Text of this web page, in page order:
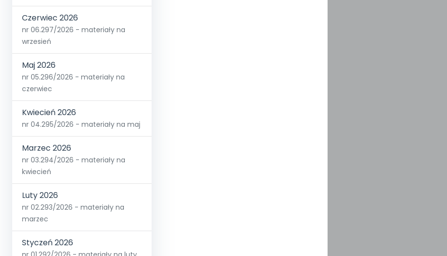
Czerwiec 2026
nr 06.297/2026 - materiały na
wrzesień
Maj 2026
nr 05.296/2026 - materiały na
czerwiec
Kwiecień 2026
nr 04.295/2026 - materiały na maj
Marzec 2026
nr 03.294/2026 - materiały na
kwiecień
Luty 2026
nr 02.293/2026 - materiały na
marzec
Styczeń 2026